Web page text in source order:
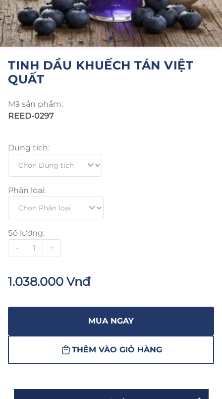
TINH DẦU KHUẾCH TÁN VIỆT
QUẤT
Mã sản phẩm:
REED-0297
Dung tích:
Phân loại:
Số lượng:
-
+
1.038.000 Vnđ
MUA NGAY
THÊM VÀO GIỎ HÀNG